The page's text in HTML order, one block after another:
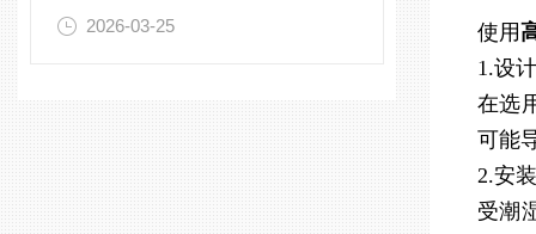
2026-03-25 使用
1.设
在选
可能
2.安
受潮